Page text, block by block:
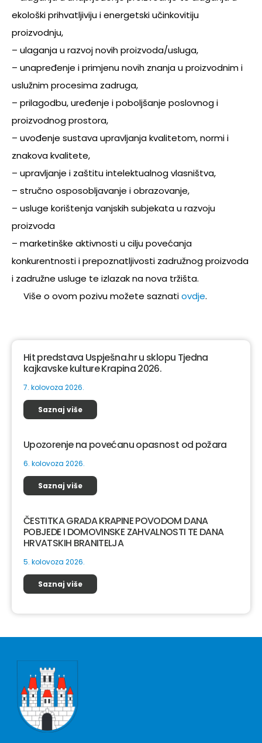
ekološki prihvatljiviju i energetski učinkovitiju
proizvodnju,
– ulaganja u razvoj novih proizvoda/usluga,
– unapređenje i primjenu novih znanja u proizvodnim i
uslužnim procesima zadruga,
– prilagodbu, uređenje i poboljšanje poslovnog i
proizvodnog prostora,
– uvođenje sustava upravljanja kvalitetom, normi i
znakova kvalitete,
– upravljanje i zaštitu intelektualnog vlasništva,
– stručno osposobljavanje i obrazovanje,
– usluge korištenja vanjskih subjekata u razvoju
proizvoda
– marketinške aktivnosti u cilju povećanja
konkurentnosti i prepoznatljivosti zadružnog proizvoda
i zadružne usluge te izlazak na nova tržišta.
Više o ovom pozivu možete saznatiovdje.
Hit predstava Uspješna.hr u sklopu Tjedna
kajkavske kulture Krapina 2026.
7. kolovoza 2026.
Saznaj više
Upozorenje na povećanu opasnost od požara
6. kolovoza 2026.
Saznaj više
ČESTITKA GRADA KRAPINE POVODOM DANA
POBJEDE I DOMOVINSKE ZAHVALNOSTI TE DANA
HRVATSKIH BRANITELJA
5. kolovoza 2026.
Saznaj više